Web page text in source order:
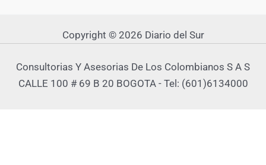
Copyright © 2026 Diario del Sur
Consultorias Y Asesorias De Los Colombianos S A S
CALLE 100 # 69 B 20 BOGOTA - Tel: (601)6134000